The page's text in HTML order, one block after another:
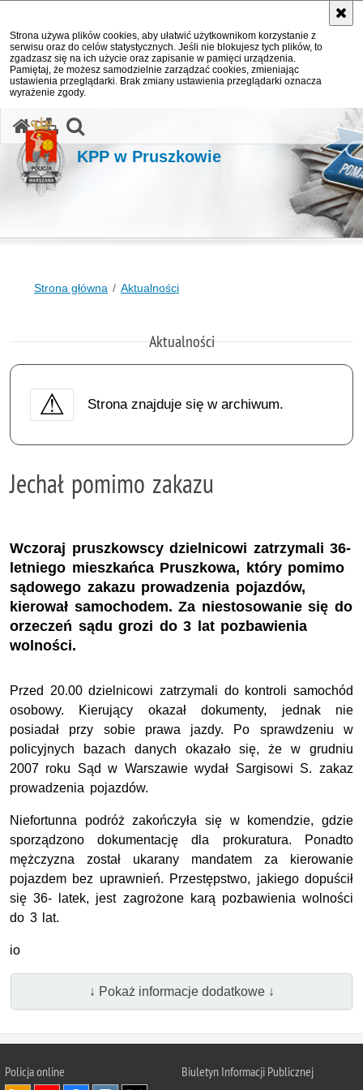
Strona używa plików cookies, aby ułatwić użytkownikom korzystanie z
serwisu oraz do celów statystycznych. Jeśli nie blokujesz tych plików, to
zgadzasz się na ich użycie oraz zapisanie w pamięci urządzenia.
Pamiętaj, że możesz samodzielnie zarządzać cookies, zmieniając
ustawienia przeglądarki. Brak zmiany ustawienia przeglądarki oznacza
wyrażenie zgody.
KPP w Pruszkowie
Strona główna Aktualności
Aktualności
Strona znajduje się w archiwum.
Jechał pomimo zakazu
Wczoraj pruszkowscy dzielnicowi zatrzymali 36-
letniego mieszkańca Pruszkowa, który pomimo
sądowego zakazu prowadzenia pojazdów,
kierował samochodem. Za niestosowanie się do
orzeczeń sądu grozi do 3 lat pozbawienia
wolności.
Przed 20.00 dzielnicowi zatrzymali do kontroli samochód
osobowy. Kierujący okazał dokumenty, jednak nie
posiadał przy sobie prawa jazdy. Po sprawdzeniu w
policyjnych bazach danych okazało się, że w grudniu
2007 roku Sąd w Warszawie wydał Sargisowi S. zakaz
prowadzenia pojazdów.
Niefortunna podróż zakończyła się w komendzie, gdzie
sporządzono dokumentację dla prokuratura. Ponadto
mężczyzna został ukarany mandatem za kierowanie
pojazdem bez uprawnień. Przestępstwo, jakiego dopuścił
się 36- latek, jest zagrożone karą pozbawienia wolności
do 3 lat.
io
↓ Pokaż informacje dodatkowe ↓
Policja online Biuletyn Informacji Publicznej